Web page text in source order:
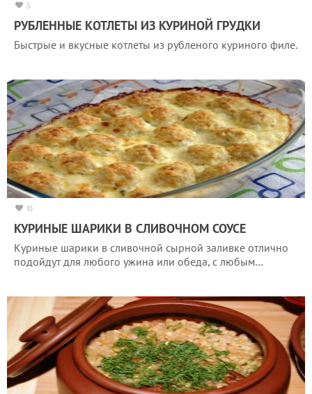
5
РУБЛЕННЫЕ КОТЛЕТЫ ИЗ КУРИНОЙ ГРУДКИ
Быстрые и вкусные котлеты из рубленого куриного филе.
10
КУРИНЫЕ ШАРИКИ В СЛИВОЧНОМ СОУСЕ
Куриные шарики в сливочной сырной заливке отлично
подойдут для любого ужина или обеда, с любым…